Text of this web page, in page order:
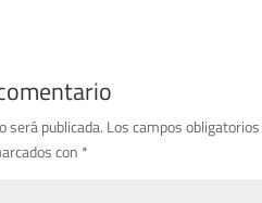
será publicada. Los campos obligatorios
con *